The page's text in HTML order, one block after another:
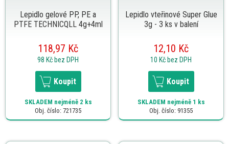
Lepidlo gelové PP, PE a
PTFE TECHNICQLL 4g+4ml
118,97 Kč
98 Kč bez DPH
Koupit
SKLADEM nejméně 2 ks
Obj. číslo: 721735
Lepidlo vteřinové Super Glue
3g - 3 ks v balení
12,10 Kč
10 Kč bez DPH
Koupit
SKLADEM nejméně 1 ks
Obj. číslo: 91355